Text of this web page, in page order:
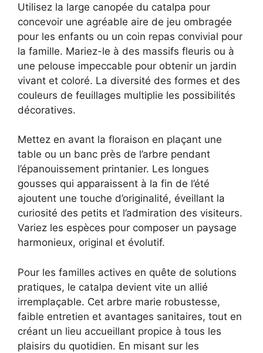
Utilisez la large canopée du catalpa pour
concevoir une agréable aire de jeu ombragée
pour les enfants ou un coin repas convivial pour
la famille. Mariez-le à des massifs fleuris ou à
une pelouse impeccable pour obtenir un jardin
vivant et coloré. La diversité des formes et des
couleurs de feuillages multiplie les possibilités
décoratives.
Mettez en avant la floraison en plaçant une
table ou un banc près de l’arbre pendant
l’épanouissement printanier. Les longues
gousses qui apparaissent à la fin de l’été
ajoutent une touche d’originalité, éveillant la
curiosité des petits et l’admiration des visiteurs.
Variez les espèces pour composer un paysage
harmonieux, original et évolutif.
Pour les familles actives en quête de solutions
pratiques, le catalpa devient vite un allié
irremplaçable. Cet arbre marie robustesse,
faible entretien et avantages sanitaires, tout en
créant un lieu accueillant propice à tous les
plaisirs du quotidien. En misant sur les